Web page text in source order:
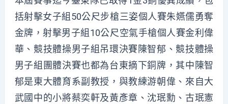
括射擊女子組50公尺步槍三姿個人賽朱嬿儒勇奪
金牌，射擊男子組10公尺空氣手槍個人賽金利偉
華、競技體操男子組吊環決賽陳智郁、競技體操
男子組團體決賽也都為台東摘下銅牌，其中陳智
郁是東大體育系副教授，與教練游朝偉、來自大
武國中的小將蔡奕軒及黃彥章、沈珉勳、古珉憲